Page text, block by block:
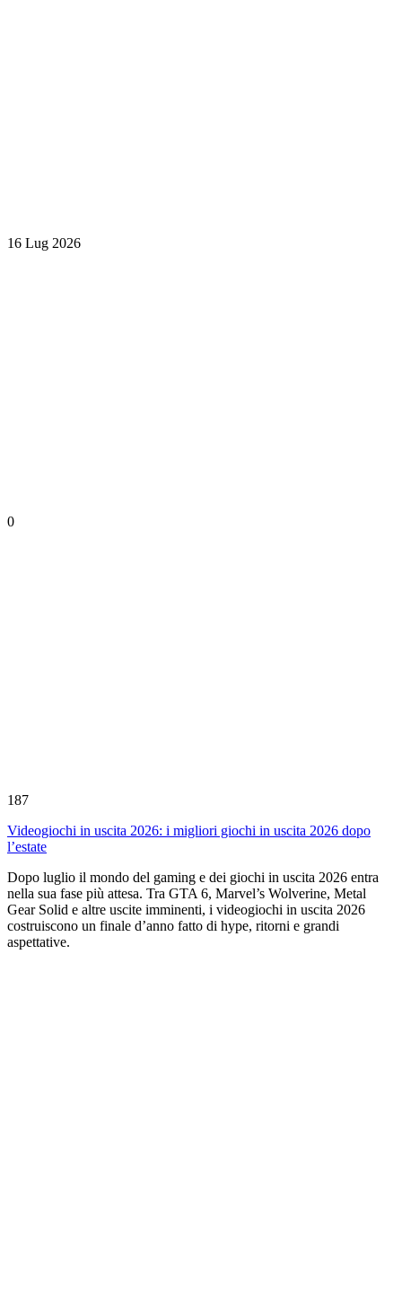
16 Lug 2026
0
187
Videogiochi in uscita 2026: i migliori giochi in uscita 2026 dopo
l’estate
Dopo luglio il mondo del gaming e dei giochi in uscita 2026 entra
nella sua fase più attesa. Tra GTA 6, Marvel’s Wolverine, Metal
Gear Solid e altre uscite imminenti, i videogiochi in uscita 2026
costruiscono un finale d’anno fatto di hype, ritorni e grandi
aspettative.